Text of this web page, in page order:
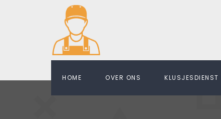
HOME OVER ONS KLUSJESDIENST